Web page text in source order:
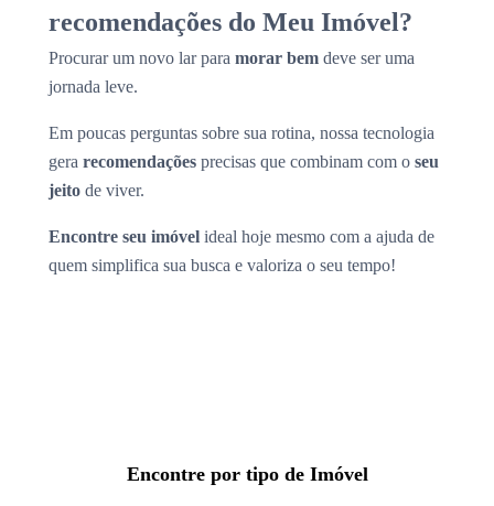
recomendações do Meu Imóvel?
Procurar um novo lar para morar bem deve ser uma
jornada leve.
Em poucas perguntas sobre sua rotina, nossa tecnologia
gera recomendações precisas que combinam com o seu
jeito de viver.
Encontre seu imóvel ideal hoje mesmo com a ajuda de
quem simplifica sua busca e valoriza o seu tempo!
Encontre por tipo de Imóvel